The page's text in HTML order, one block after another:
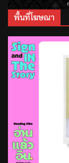
พื้นที่โฆษณา